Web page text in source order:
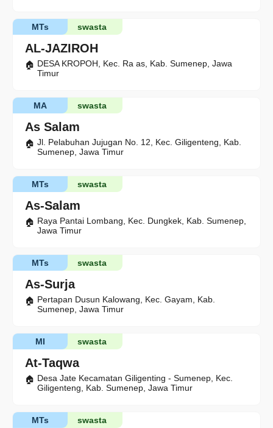
AL-JAZIROH
swasta
MTs
DESA KROPOH, Kec. Ra as, Kab. Sumenep, Jawa
Timur
As Salam
swasta
MA
Jl. Pelabuhan Jujugan No. 12, Kec. Giligenteng, Kab.
Sumenep, Jawa Timur
As-Salam
swasta
MTs
Raya Pantai Lombang, Kec. Dungkek, Kab. Sumenep,
Jawa Timur
As-Surja
swasta
MTs
Pertapan Dusun Kalowang, Kec. Gayam, Kab.
Sumenep, Jawa Timur
At-Taqwa
swasta
MI
Desa Jate Kecamatan Giligenting - Sumenep, Kec.
Giligenteng, Kab. Sumenep, Jawa Timur
swasta
MTs